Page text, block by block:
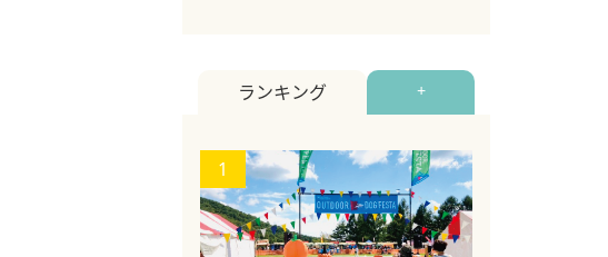
ランキング +
1